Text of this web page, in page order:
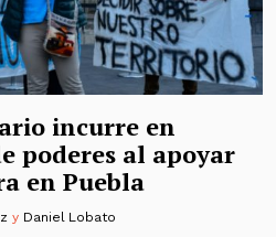
incurre en
poderes al apoyar
en Puebla
y Daniel Lobato